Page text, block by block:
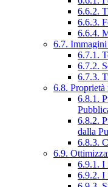
6.6.2.
6.6.3.
6.6.4.
6.7.
6.7.1.
6.7.2.
6.7.3.
6.8.
6.8.1.
6.8.2.
dalla
6.8.3.
6.9.
6.9.1. I
6.9.2. I